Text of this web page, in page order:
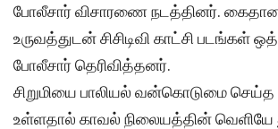
போலீசார் விசாரணை நடத்தினர்.
உருவத்துடன் சிசிடிவி காட்சி படங்கள்
போலீசார் தெரிவித்தனர்.
சிறுமியை பாலியல் வன்கொடுமை செய்த
உள்ளதால் காவல் நிலையத்தின் வெளியே